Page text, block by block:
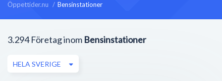
Öppettider.nu Bensinstationer
3.294 Företag inom Bensinstationer
HELA SVERIGE